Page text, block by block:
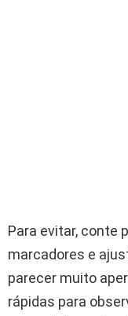
Para evitar, conte
marcadores e
parecer muito
rápidas para